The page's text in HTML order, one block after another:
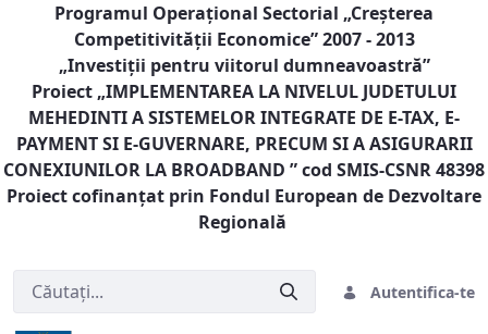
Programul Operaţional Sectorial „Creşterea
Competitivităţii Economice” 2007 - 2013
„Investiţii pentru viitorul dumneavoastră”
Proiect „IMPLEMENTAREA LA NIVELUL JUDETULUI
MEHEDINTI A SISTEMELOR INTEGRATE DE E-TAX, E-
PAYMENT SI E-GUVERNARE, PRECUM SI A ASIGURARII
CONEXIUNILOR LA BROADBAND ” cod SMIS-CSNR 48398
Proiect cofinanţat prin Fondul European de Dezvoltare
Regională
Autentifica-te